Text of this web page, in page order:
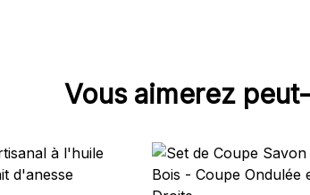
Vous aimerez